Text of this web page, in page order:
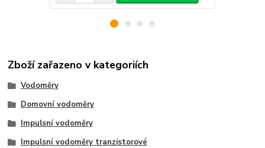
Zboží zařazeno v kategoriích
Vodoměry
Domovní vodoměry
Impulsní vodoměry
Impulsní vodoměry tranzistorové